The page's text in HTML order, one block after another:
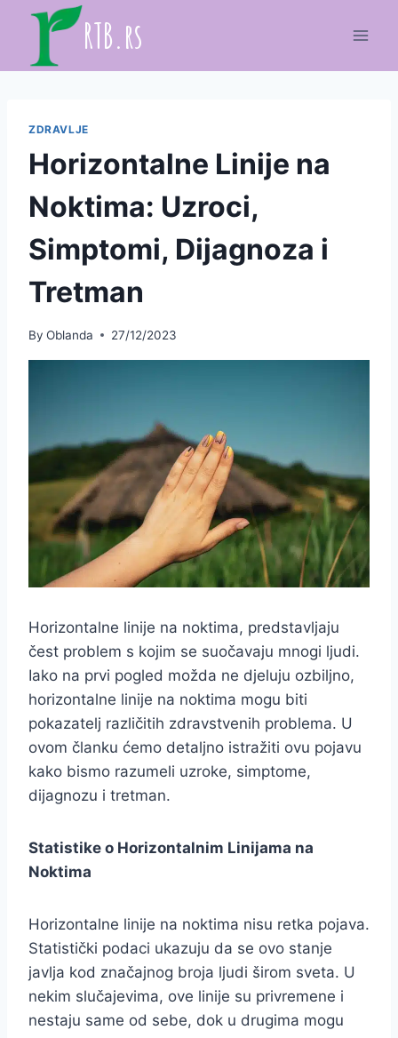
content
RTB.rs
ZDRAVLJE
Horizontalne Linije na
Noktima: Uzroci,
Simptomi, Dijagnoza i
Tretman
By Oblanda 27/12/2023
Horizontalne linije na noktima, predstavljaju
čest problem s kojim se suočavaju mnogi ljudi.
Iako na prvi pogled možda ne djeluju ozbiljno,
horizontalne linije na noktima mogu biti
pokazatelj različitih zdravstvenih problema. U
ovom članku ćemo detaljno istražiti ovu pojavu
kako bismo razumeli uzroke, simptome,
dijagnozu i tretman.
Statistike o Horizontalnim Linijama na
Noktima
Horizontalne linije na noktima nisu retka pojava.
Statistički podaci ukazuju da se ovo stanje
javlja kod značajnog broja ljudi širom sveta. U
nekim slučajevima, ove linije su privremene i
nestaju same od sebe, dok u drugima mogu